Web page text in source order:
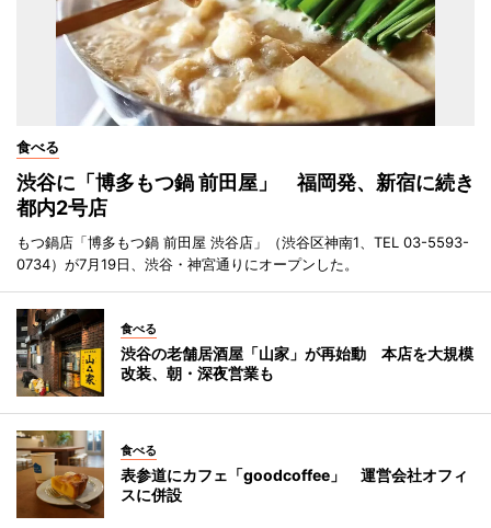
食べる
渋谷に「博多もつ鍋 前田屋」 福岡発、新宿に続き
都内2号店
もつ鍋店「博多もつ鍋 前田屋 渋谷店」（渋谷区神南1、TEL 03-5593-
0734）が7月19日、渋谷・神宮通りにオープンした。
食べる
渋谷の老舗居酒屋「山家」が再始動 本店を大規模
改装、朝・深夜営業も
食べる
表参道にカフェ「goodcoffee」 運営会社オフィ
スに併設